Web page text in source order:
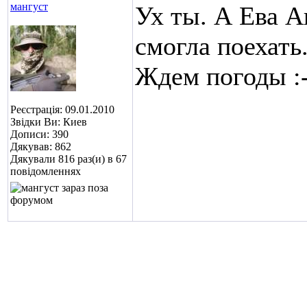
мангуст
Реєстрація: 09.01.2010
Звідки Ви: Киев
Дописи: 390
Дякував: 862
Дякували 816 раз(и) в 67
повідомленнях
Ух ты. А Ева
смогла
Ждем погоды